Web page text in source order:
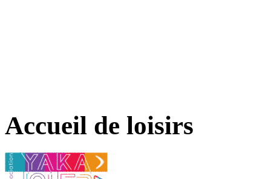
Accueil de loisirs